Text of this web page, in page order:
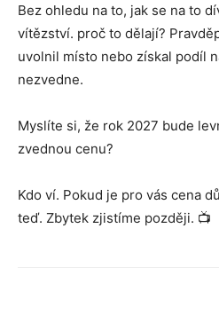
Bez ohledu na to, jak se na to
vítězství. proč to dělají?
uvolnil místo nebo získal podíl
nezvedne.
Myslíte si, že rok 2027 bude
zvednou cenu?
Kdo ví. Pokud je pro vás cena
teď. Zbytek zjistíme později. 📺